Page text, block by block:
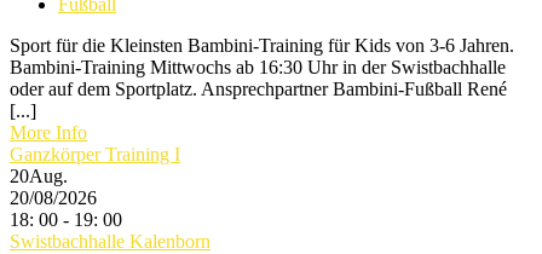
Fußball
Sport für die Kleinsten Bambini-Training für Kids von 3-6 Jahren.
Bambini-Training Mittwochs ab 16:30 Uhr in der Swistbachhalle
oder auf dem Sportplatz. Ansprechpartner Bambini-Fußball René
[...]
More Info
Ganzkörper Training I
20Aug.
20/08/2026
18: 00 - 19: 00
Swistbachhalle Kalenborn